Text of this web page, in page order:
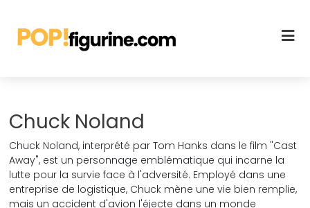
Chuck Noland
Chuck Noland, interprété par Tom Hanks dans le film "Cast
Away", est un personnage emblématique qui incarne la
lutte pour la survie face à l'adversité. Employé dans une
entreprise de logistique, Chuck mène une vie bien remplie,
mais un accident d'avion l'éjecte dans un monde